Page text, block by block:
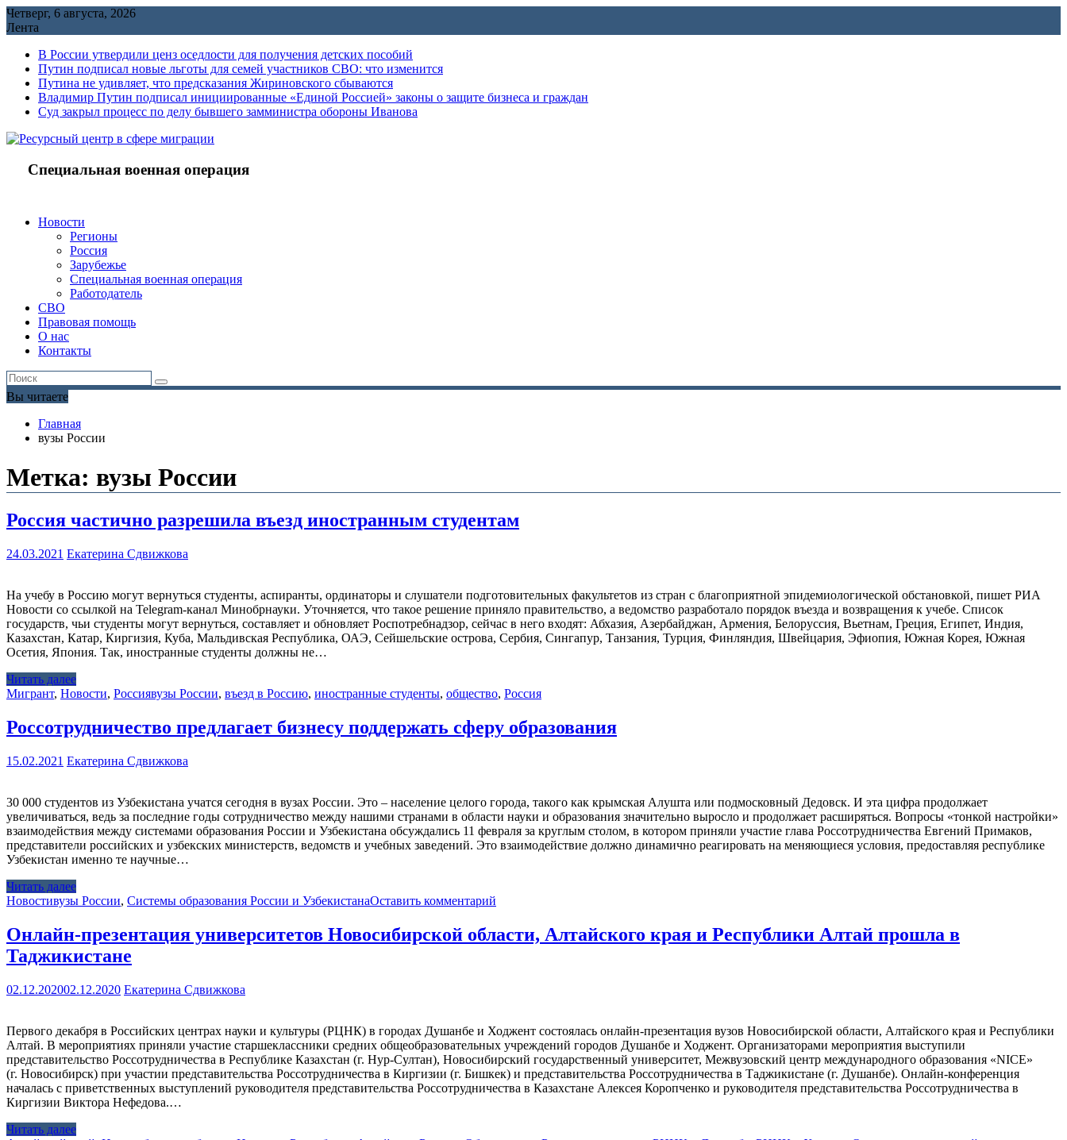
Перейти
к
Четверг, 6 августа, 2026
Лента
В России утвердили ценз оседлости для получения детских пособий
Путин подписал новые льготы для семей участников СВО: что изменится
Путина не удивляет, что предсказания Жириновского сбываются
Владимир Путин подписал инициированные «Единой Россией» законы о защите бизнеса и граждан
Cуд закрыл процесс по делу бывшего замминистра обороны Иванова
Специальная военная операция
Новости
Регионы
Россия
Зарубежье
Специальная военная операция
Работодатель
СВО
Правовая помощь
О нас
Контакты
Вы читаете
Главная
вузы России
Метка: вузы России
Россия частично разрешила въезд иностранным студентам
24.03.2021 Екатерина Сдвижкова
На учебу в Россию могут вернуться студенты, аспиранты, ординаторы и слушатели подготовительных факультетов из стран с благоприятной эпидемиологической обстановкой, пишет РИА
Новости со ссылкой на Telegram-канал Минобрнауки. Уточняется, что такое решение приняло правительство, а ведомство разработало порядок въезда и возвращения к учебе. Список
государств, чьи студенты могут вернуться, составляет и обновляет Роспотребнадзор, сейчас в него входят: Абхазия, Азербайджан, Армения, Белоруссия, Вьетнам, Греция, Египет, Индия,
Казахстан, Катар, Киргизия, Куба, Мальдивская Республика, ОАЭ, Сейшельские острова, Сербия, Сингапур, Танзания, Турция, Финляндия, Швейцария, Эфиопия, Южная Корея, Южная
Осетия, Япония. Так, иностранные студенты должны не…
Читать далее
Мигрант, Новости, Россиявузы России, въезд в Россию, иностранные студенты, общество, Россия
Россотрудничество предлагает бизнесу поддержать сферу образования
15.02.2021 Екатерина Сдвижкова
30 000 студентов из Узбекистана учатся сегодня в вузах России. Это – население целого города, такого как крымская Алушта или подмосковный Дедовск. И эта цифра продолжает
увеличиваться, ведь за последние годы сотрудничество между нашими странами в области науки и образования значительно выросло и продолжает расширяться. Вопросы «тонкой настройки»
взаимодействия между системами образования России и Узбекистана обсуждались 11 февраля за круглым столом, в котором приняли участие глава Россотрудничества Евгений Примаков,
представители российских и узбекских министерств, ведомств и учебных заведений. Это взаимодействие должно динамично реагировать на меняющиеся условия, предоставляя республике
Узбекистан именно те научные…
Читать далее
Новостивузы России, Системы образования России и УзбекистанаОставить комментарий
Онлайн-презентация университетов Новосибирской области, Алтайского края и Республики Алтай прошла в
Таджикистане
02.12.202002.12.2020 Екатерина Сдвижкова
Первого декабря в Российских центрах науки и культуры (РЦНК) в городах Душанбе и Ходжент состоялась онлайн-презентация вузов Новосибирской области, Алтайского края и Республики
Алтай. В мероприятиях приняли участие старшеклассники средних общеобразовательных учреждений городов Душанбе и Ходжент. Организаторами мероприятия выступили
представительство Россотрудничества в Республике Казахстан (г. Нур-Султан), Новосибирский государственный университет, Межвузовский центр международного образования «NICE»
(г. Новосибирск) при участии представительства Россотрудничества в Киргизии (г. Бишкек) и представительства Россотрудничества в Таджикистане (г. Душанбе). Онлайн-конференция
началась с приветственных выступлений руководителя представительства Россотрудничества в Казахстане Алексея Коропченко и руководителя представительства Россотрудничества в
Киргизии Виктора Нефедова.…
Читать далее